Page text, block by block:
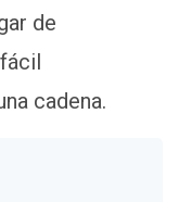
de
cadena.